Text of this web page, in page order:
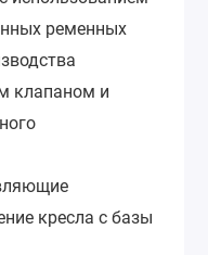
ременных
клапаном и
кресла с базы